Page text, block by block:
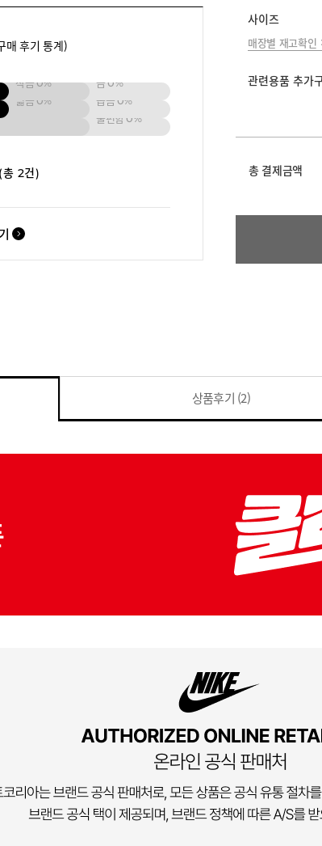
매 후기 통계)
작음0% 큼0%
넓음 0% 좁음0%
불편함 0%
총 2건)
사이즈
매장별 재고확인
관련용품 추가
총 결제금액
상품후기 (2)